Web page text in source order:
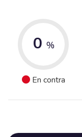
0 %
En contra